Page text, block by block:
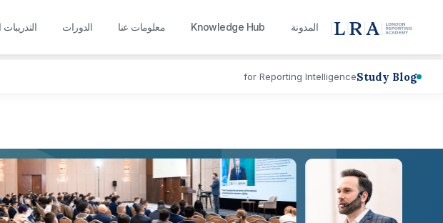
المدونة Knowledge Hub معلومات عنا الدورات
Study Blog
for Reporting Intelligence